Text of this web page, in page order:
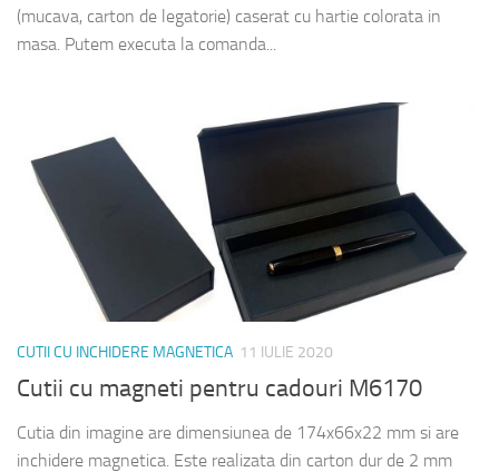
(mucava, carton de legatorie) caserat cu hartie colorata in
masa. Putem executa la comanda...
CUTII CU INCHIDERE MAGNETICA 11 IULIE 2020
Cutii cu magneti pentru cadouri M6170
Cutia din imagine are dimensiunea de 174x66x22 mm si are
inchidere magnetica. Este realizata din carton dur de 2 mm